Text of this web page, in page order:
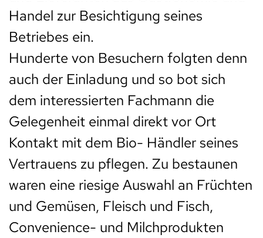
Handel zur Besichtigung seines
Betriebes ein.
Hunderte von Besuchern folgten denn
auch der Einladung und so bot sich
dem interessierten Fachmann die
Gelegenheit einmal direkt vor Ort
Kontakt mit dem Bio- Händler seines
Vertrauens zu pflegen. Zu bestaunen
waren eine riesige Auswahl an Früchten
und Gemüsen, Fleisch und Fisch,
Convenience- und Milchprodukten